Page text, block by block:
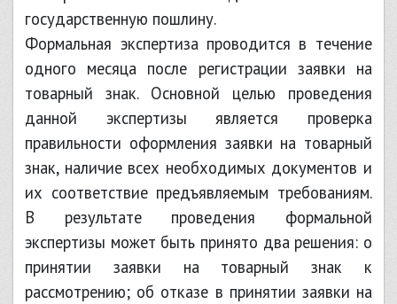
государственную пошлину.
Формальная экспертиза проводится в течение
одного месяца после регистрации заявки на
товарный знак. Основной целью проведения
данной экспертизы является проверка
правильности оформления заявки на товарный
знак, наличие всех необходимых документов и
их соответствие предъявляемым требованиям.
В результате проведения формальной
экспертизы может быть принято два решения: о
принятии заявки на товарный знак к
рассмотрению; об отказе в принятии заявки на